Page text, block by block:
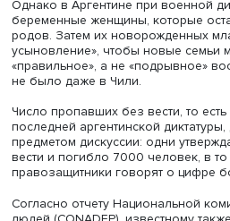
уничтожить еще больше
с происходившим в Чили при